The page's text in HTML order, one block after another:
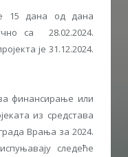
15 дана од дана
са 28.02.2024.
је 31.12.2024.
финансирање или
из средстава
Врања за 2024.
следеће